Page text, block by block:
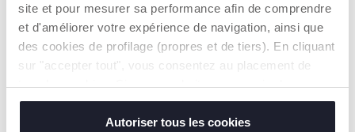
site et pour mesurer sa performance afin de comprendre
et d'améliorer votre expérience de navigation, ainsi que
des cookies de profilage (propres et de tiers). En cliquant
sur "accepter tout", vous consentez au placement de
tous les cookies. Si vous souhaitez en savoir plus ou
modifier ou révoquer le consentement de tous les
cookies ou de certains d'entre eux, cliquez sur "afficher
Autoriser tous les cookies
Matelas universel en
Habillage-pluie universel